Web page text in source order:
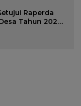
Raperda
Tahun 2026